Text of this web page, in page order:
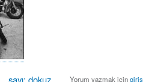
sayı: dokuz Yorum yazmak içingiriş